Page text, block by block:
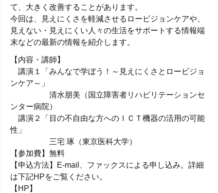
て、大きく改善することがあります。
今回は、見えにくさを軽減させるロービジョンケアや、
見えない・見えにくい人々の生活をサポートする情報端
末などの最新の情報を紹介します。
【内容・講師】
講演１「みんなで学ぼう！～見えにくさとロービジョ
ンケア～」
清水朋美（国立障害者リハビリテーションセ
ンター病院）
講演２「目の不自由な方へのＩＣＴ機器の活用の可能
性」
三宅 琢（東京医科大学）
【参加費】無料
【申込方法】E-mail、ファックスによる申し込み。詳細
は下記HPをご覧ください。
【HP】